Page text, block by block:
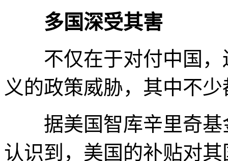
多国深受其害
不仅在于对付中国，
义的政策威胁，其中不
据美国智库辛里奇基
认识到，美国的补贴对